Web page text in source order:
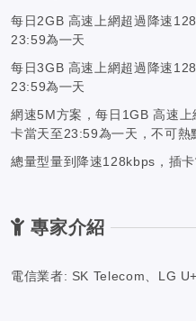
每日2GB 高速上網超過降速
23:59為㇐天
每日3GB 高速上網超過降速
23:59為㇐天
網速5M方案，每日1GB 高速
卡當天至23:59為㇐天，不可熱
總量型量到降速128kbps，插
專家介紹
電信業者: SK Telecom、LG U+